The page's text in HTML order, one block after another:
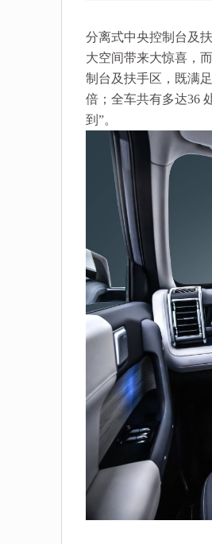
分离式中央控制台及
大空间带来大惊喜，
制台及扶手区，既满
倍；全车共有多达36
到”。